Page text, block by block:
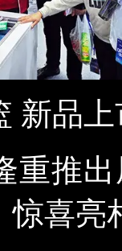
新品上
重推
惊喜亮